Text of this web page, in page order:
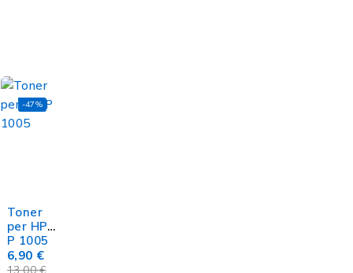
-47%
Toner
per HP
P 1005
13,00€
6,90 €